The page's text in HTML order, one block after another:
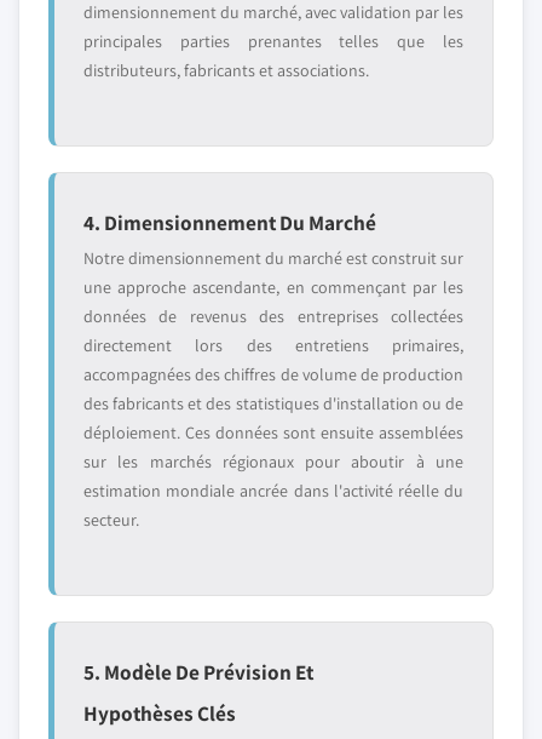
dimensionnement du marché, avec validation par les
principales parties prenantes telles que les
distributeurs, fabricants et associations.
4. Dimensionnement Du Marché
Notre dimensionnement du marché est construit sur
une approche ascendante, en commençant par les
données de revenus des entreprises collectées
directement lors des entretiens primaires,
accompagnées des chiffres de volume de production
des fabricants et des statistiques d'installation ou de
déploiement. Ces données sont ensuite assemblées
sur les marchés régionaux pour aboutir à une
estimation mondiale ancrée dans l'activité réelle du
secteur.
5. Modèle De Prévision Et
Hypothèses Clés